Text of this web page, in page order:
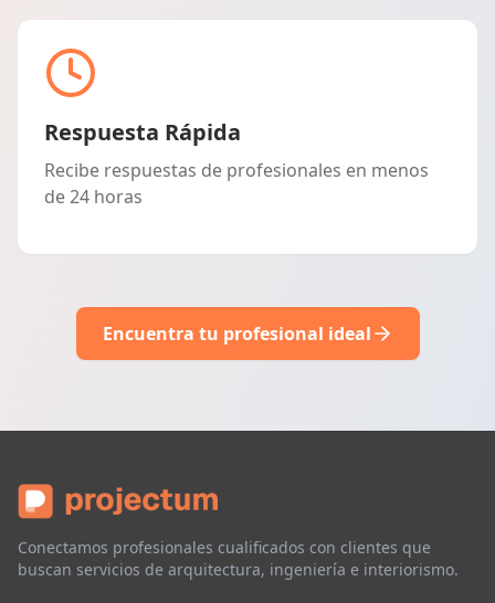
Respuesta Rápida
Recibe respuestas de profesionales en menos
de 24 horas
Encuentra tu profesional ideal
Conectamos profesionales cualificados con clientes que
buscan servicios de arquitectura, ingeniería e interiorismo.